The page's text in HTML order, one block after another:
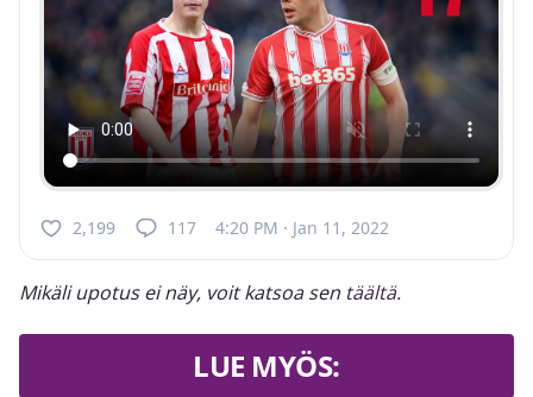
2,199 117 4:20 PM · Jan 11, 2022
Mikäli upotus ei näy, voit katsoa sen täältä.
LUE MYÖS: